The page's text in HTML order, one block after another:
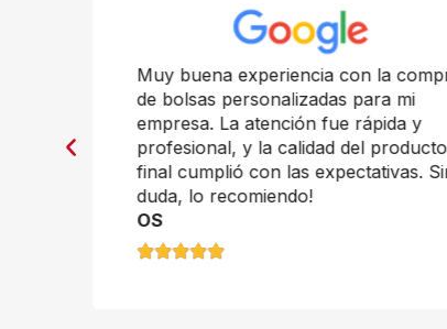
Muy buena experiencia con la
de bolsas personalizadas para mi
empresa. La atención fue rápida y
profesional, y la calidad del producto
final cumplió con las expectativas.
duda, lo recomiendo!
OS